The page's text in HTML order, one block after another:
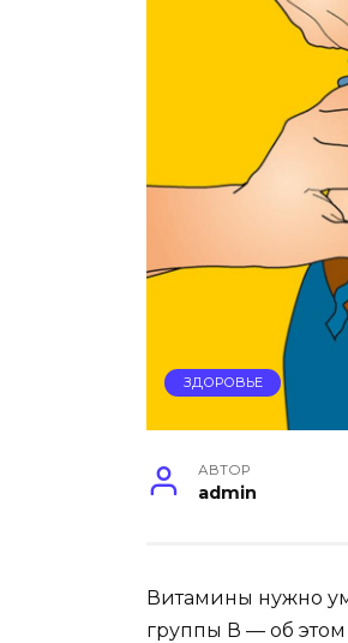
ЗДОРОВЬЕ
АВТОР
admin
Витамины нужно
группы В — об